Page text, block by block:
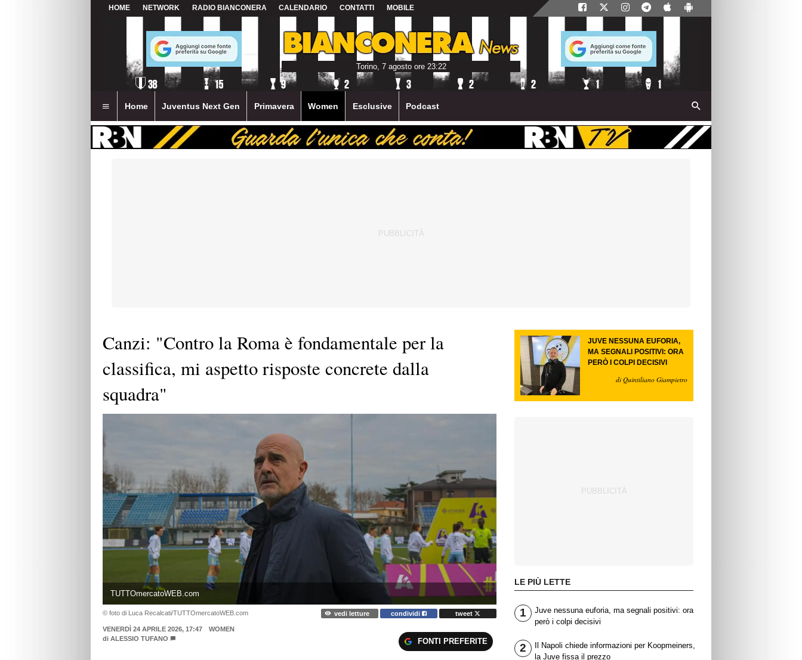
HOME NETWORK RADIO BIANCONERA CALENDARIO CONTATTI MOBILE
Torino, 7 agosto ore 23:22
Home Juventus Next Gen Primavera Women Esclusive Podcast
Canzi: "Contro la Roma è fondamentale per la
classifica, mi aspetto risposte concrete dalla
squadra"
TUTTOmercatoWEB.com
© foto di Luca Recalcati/TUTTOmercatoWEB.com vedi letture condividi tweet
VENERDÌ 24 APRILE 2026, 17:47
WOMEN
di ALESSIO TUFANO FONTI PREFERITE
JUVE NESSUNA EUFORIA,
MA SEGNALI POSITIVI: ORA
PERÒ I COLPI DECISIVI
di Quintiliano Giampietro
LE PIÙ LETTE
1
Juve nessuna euforia, ma segnali positivi: ora
però i colpi decisivi
2
Il Napoli chiede informazioni per Koopmeiners,
la Juve fissa il prezzo